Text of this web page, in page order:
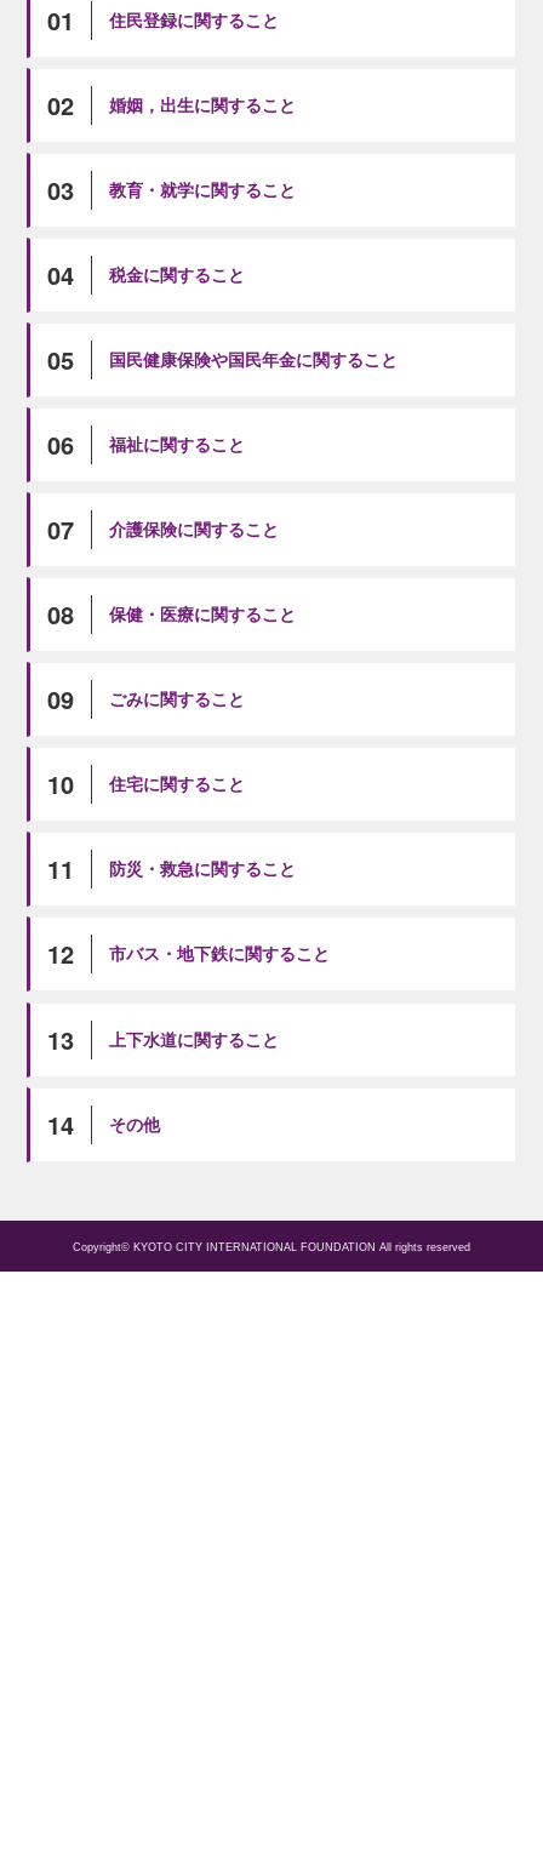
01 住民登録に関すること
02 婚姻，出生に関すること
03 教育・就学に関すること
04 税金に関すること
05 国民健康保険や国民年金に関すること
06 福祉に関すること
07 介護保険に関すること
08 保健・医療に関すること
09 ごみに関すること
10 住宅に関すること
11 防災・救急に関すること
12 市バス・地下鉄に関すること
13 上下水道に関すること
14 その他
Copyright© KYOTO CITY INTERNATIONAL FOUNDATION All rights reserved